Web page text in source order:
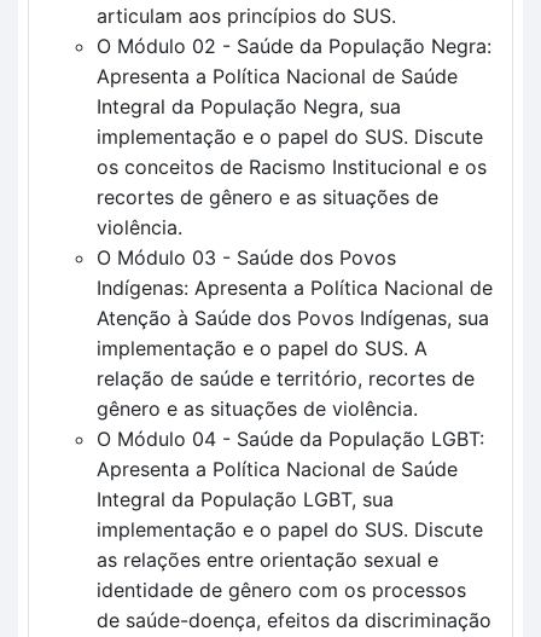
articulam aos princípios do SUS.
O Módulo 02 - Saúde da População Negra:
Apresenta a Política Nacional de Saúde
Integral da População Negra, sua
implementação e o papel do SUS. Discute
os conceitos de Racismo Institucional e os
recortes de gênero e as situações de
violência.
O Módulo 03 - Saúde dos Povos
Indígenas: Apresenta a Política Nacional de
Atenção à Saúde dos Povos Indígenas, sua
implementação e o papel do SUS. A
relação de saúde e território, recortes de
gênero e as situações de violência.
O Módulo 04 - Saúde da População LGBT:
Apresenta a Política Nacional de Saúde
Integral da População LGBT, sua
implementação e o papel do SUS. Discute
as relações entre orientação sexual e
identidade de gênero com os processos
de saúde-doença, efeitos da discriminação